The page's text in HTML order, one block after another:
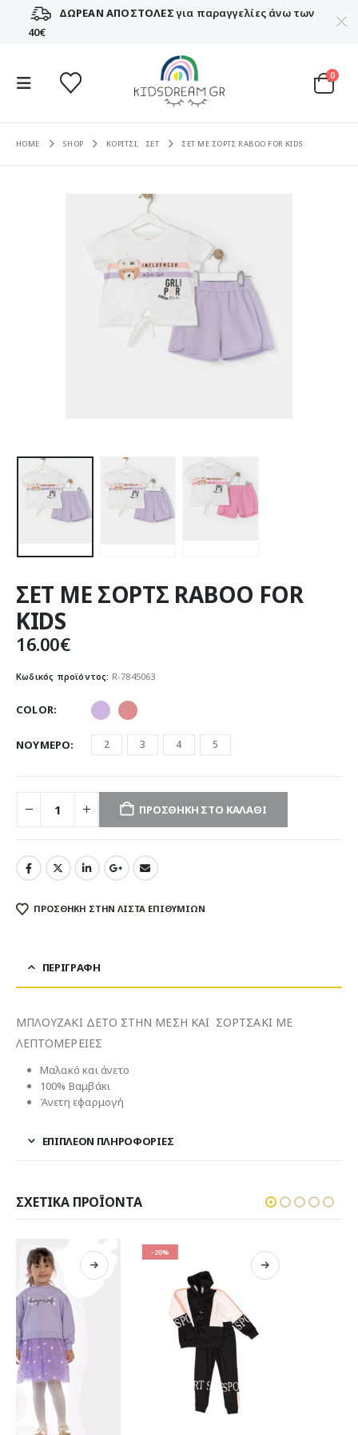
ΔΩΡΕΑΝ ΑΠΟΣΤΟΛΕΣγια παραγγελίες άνω των
40€
0
HOME SHOP ΚΟΡΙΤΣΙ, ΣΕΤ ΣΕΤ ΜΕ ΣΟΡΤΣ RABOO FOR KIDS
ΣΕΤ ΜΕ ΣΟΡΤΣ RABOO FOR
KIDS
16.00€
Κωδικός προϊόντος: R-7845063
COLOR
ΝΟΥΜΕΡΟ 2 3 4 5
ΠΡΟΣΘΉΚΗ ΣΤΟ ΚΑΛΆΘΙ
ΠΡΌΣΘΉΚΗ ΣΤΗΝ ΛΊΣΤΑ ΕΠΙΘΥΜΙΏΝ
ΠΕΡΙΓΡΑΦΉ
ΜΠΛΟΥΖΑΚΙ ΔΕΤΟ ΣΤΗΝ ΜΕΣΗ ΚΑΙ ΣΟΡΤΣΑΚΙ ΜΕ
ΛΕΠΤΟΜΕΡΕΙΕΣ
Μαλακό και άνετο
100% Βαμβάκι
Άνετη εφαρμογή
ΕΠΙΠΛΈΟΝ ΠΛΗΡΟΦΟΡΊΕΣ
ΣΧΕΤΙΚΆ ΠΡΟΪΌΝΤΑ
-20%